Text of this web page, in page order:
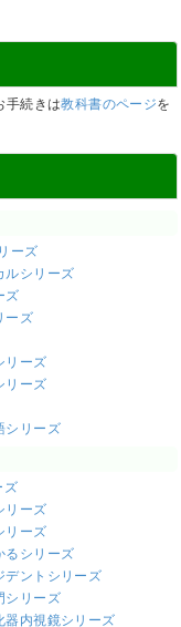
手続きは教科書のページを
ーズ
ルシリーズ
ズ
ーズ
リーズ
リーズ
シリーズ
ズ
リーズ
リーズ
るシリーズ
デントシリーズ
シリーズ
器内視鏡シリーズ